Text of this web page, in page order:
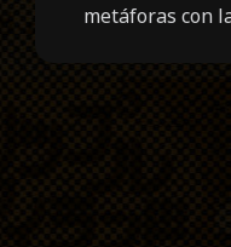
metáforas con